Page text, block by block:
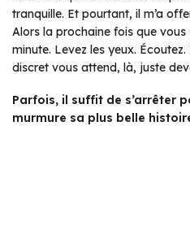
tranquille. Et pourtant, il m’a
Alors la prochaine fois que
minute. Levez les yeux.
discret vous attend, là, juste
Parfois, il suffit de s’arrêter
murmure sa plus belle